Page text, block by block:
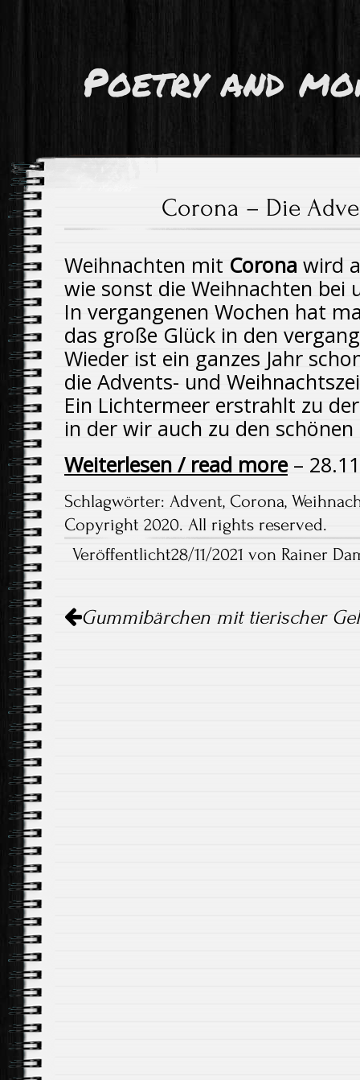
Poetry and
Corona – Die
Weihnachten mit Corona wird
wie sonst die Weihnachten bei
In vergangenen Wochen hat
das große Glück in den
Wieder ist ein ganzes Jahr
die Advents- und
Ein Lichtermeer erstrahlt zu
in der wir auch zu den
Weiterlesen / read more–
Schlagwörter: Advent, Corona,
Copyright 2020. All rights reserved.
Veröffentlicht28/11/2021 von Rainer
Navigation
Gummibärchen mit tierischer